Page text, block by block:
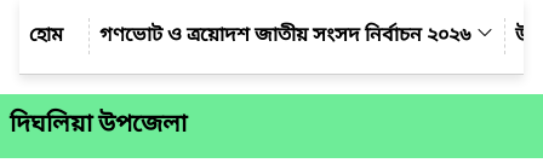
গণভোট ও ত্রয়োদশ জাতীয় সংসদ নির্বাচন ২০২৬
দিঘলিয়া উপজেলা